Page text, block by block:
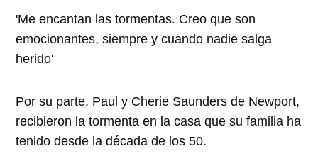
'Me encantan las tormentas. Creo que son
emocionantes, siempre y cuando nadie salga
herido'
Por su parte, Paul y Cherie Saunders de Newport,
recibieron la tormenta en la casa que su familia ha
tenido desde la década de los 50.